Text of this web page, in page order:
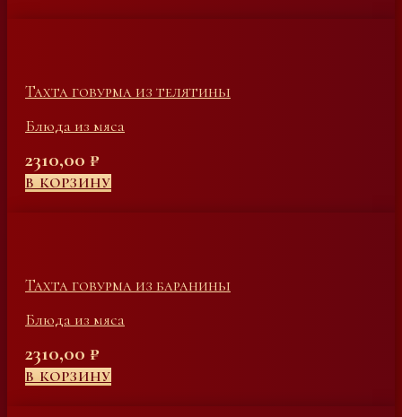
Тахта говурма из телятины
Блюда из мяса
2310,00 ₽
В КОРЗИНУ
Тахта говурма из баранины
Блюда из мяса
2310,00 ₽
В КОРЗИНУ